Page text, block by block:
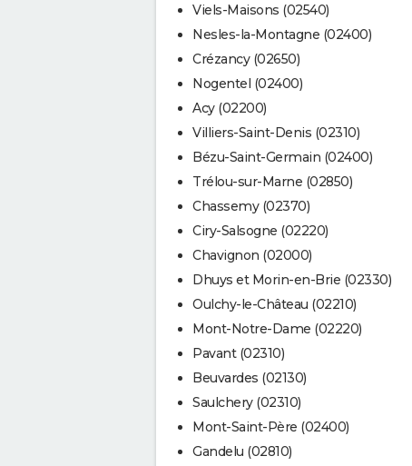
Viels-Maisons (02540)
Nesles-la-Montagne (02400)
Crézancy (02650)
Nogentel (02400)
Acy (02200)
Villiers-Saint-Denis (02310)
Bézu-Saint-Germain (02400)
Trélou-sur-Marne (02850)
Chassemy (02370)
Ciry-Salsogne (02220)
Chavignon (02000)
Dhuys et Morin-en-Brie (02330)
Oulchy-le-Château (02210)
Mont-Notre-Dame (02220)
Pavant (02310)
Beuvardes (02130)
Saulchery (02310)
Mont-Saint-Père (02400)
Gandelu (02810)